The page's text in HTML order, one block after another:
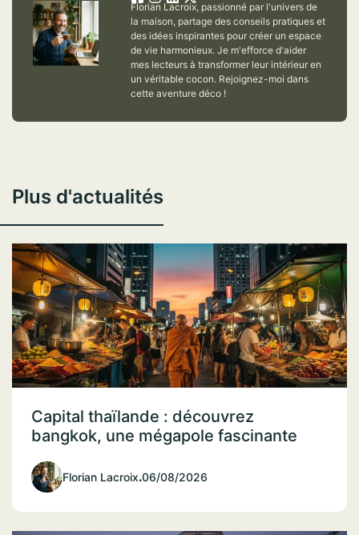
Florian Lacroix, passionné par l'univers de
la maison, partage des conseils pratiques et
des idées inspirantes pour créer un espace
de vie harmonieux. Je m'efforce d'aider
mes lecteurs à transformer leur intérieur en
un véritable cocon. Rejoignez-moi dans
cette aventure déco !
Plus d'actualités
Capital thaïlande : découvrez
bangkok, une mégapole fascinante
Florian Lacroix.06/08/2026